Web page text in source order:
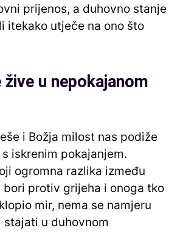
prijenos, a duhovno stanje
itekako utječe na ono što
žive u nepokajanom
i Božja milost nas podiže
iskrenim pokajanjem.
ogromna razlika između
bori protiv grijeha i onoga tko
mir, nema se namjeru
stajati u duhovnom